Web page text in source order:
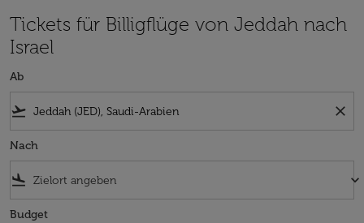
Tickets für Billigflüge von Jeddah nach
Israel
Ab
flight_takeoff close
Nach
flight_land keyboard_arrow_down
Budget